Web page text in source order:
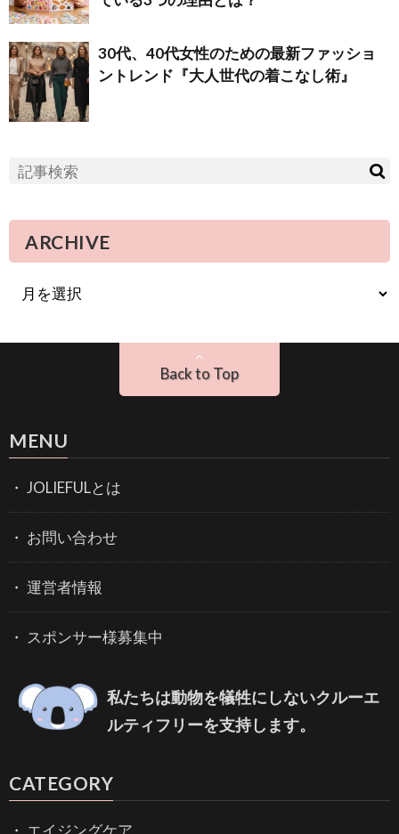
30代、40代女性のための最新ファッショ
ントレンド『大人世代の着こなし術』
ARCHIVE
Back to Top
MENU
JOLIEFULとは
お問い合わせ
運営者情報
スポンサー様募集中
私たちは動物を犠牲にしないクルーエ
ルティフリーを支持します。
CATEGORY
エイジングケア